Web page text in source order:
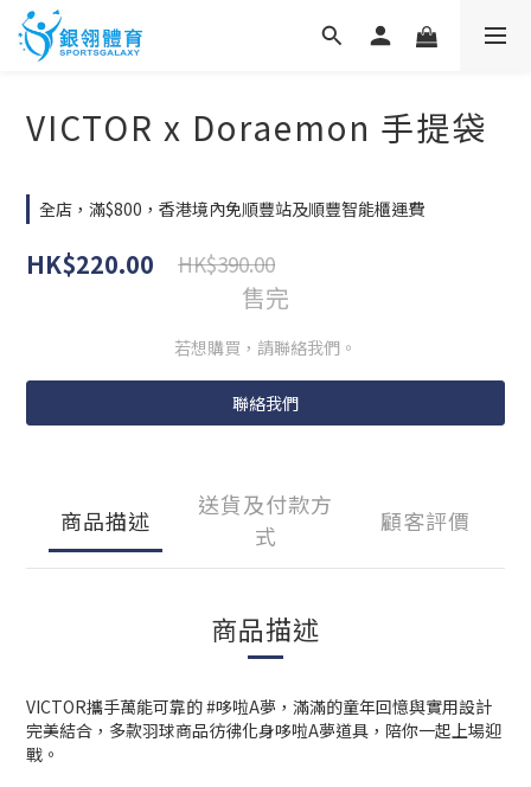
VICTOR x Doraemon 手提袋
全店，滿$800，香港境內免順豐站及順豐智能櫃運費
HK$220.00 HK$390.00
售完
若想購買，請聯絡我們。
聯絡我們
商品描述
送貨及付款方
式
顧客評價
商品描述
VICTOR攜手萬能可靠的 #哆啦A夢，滿滿的童年回憶與實用設計
完美結合，多款羽球商品彷彿化身哆啦A夢道具，陪你一起上場迎
戰。